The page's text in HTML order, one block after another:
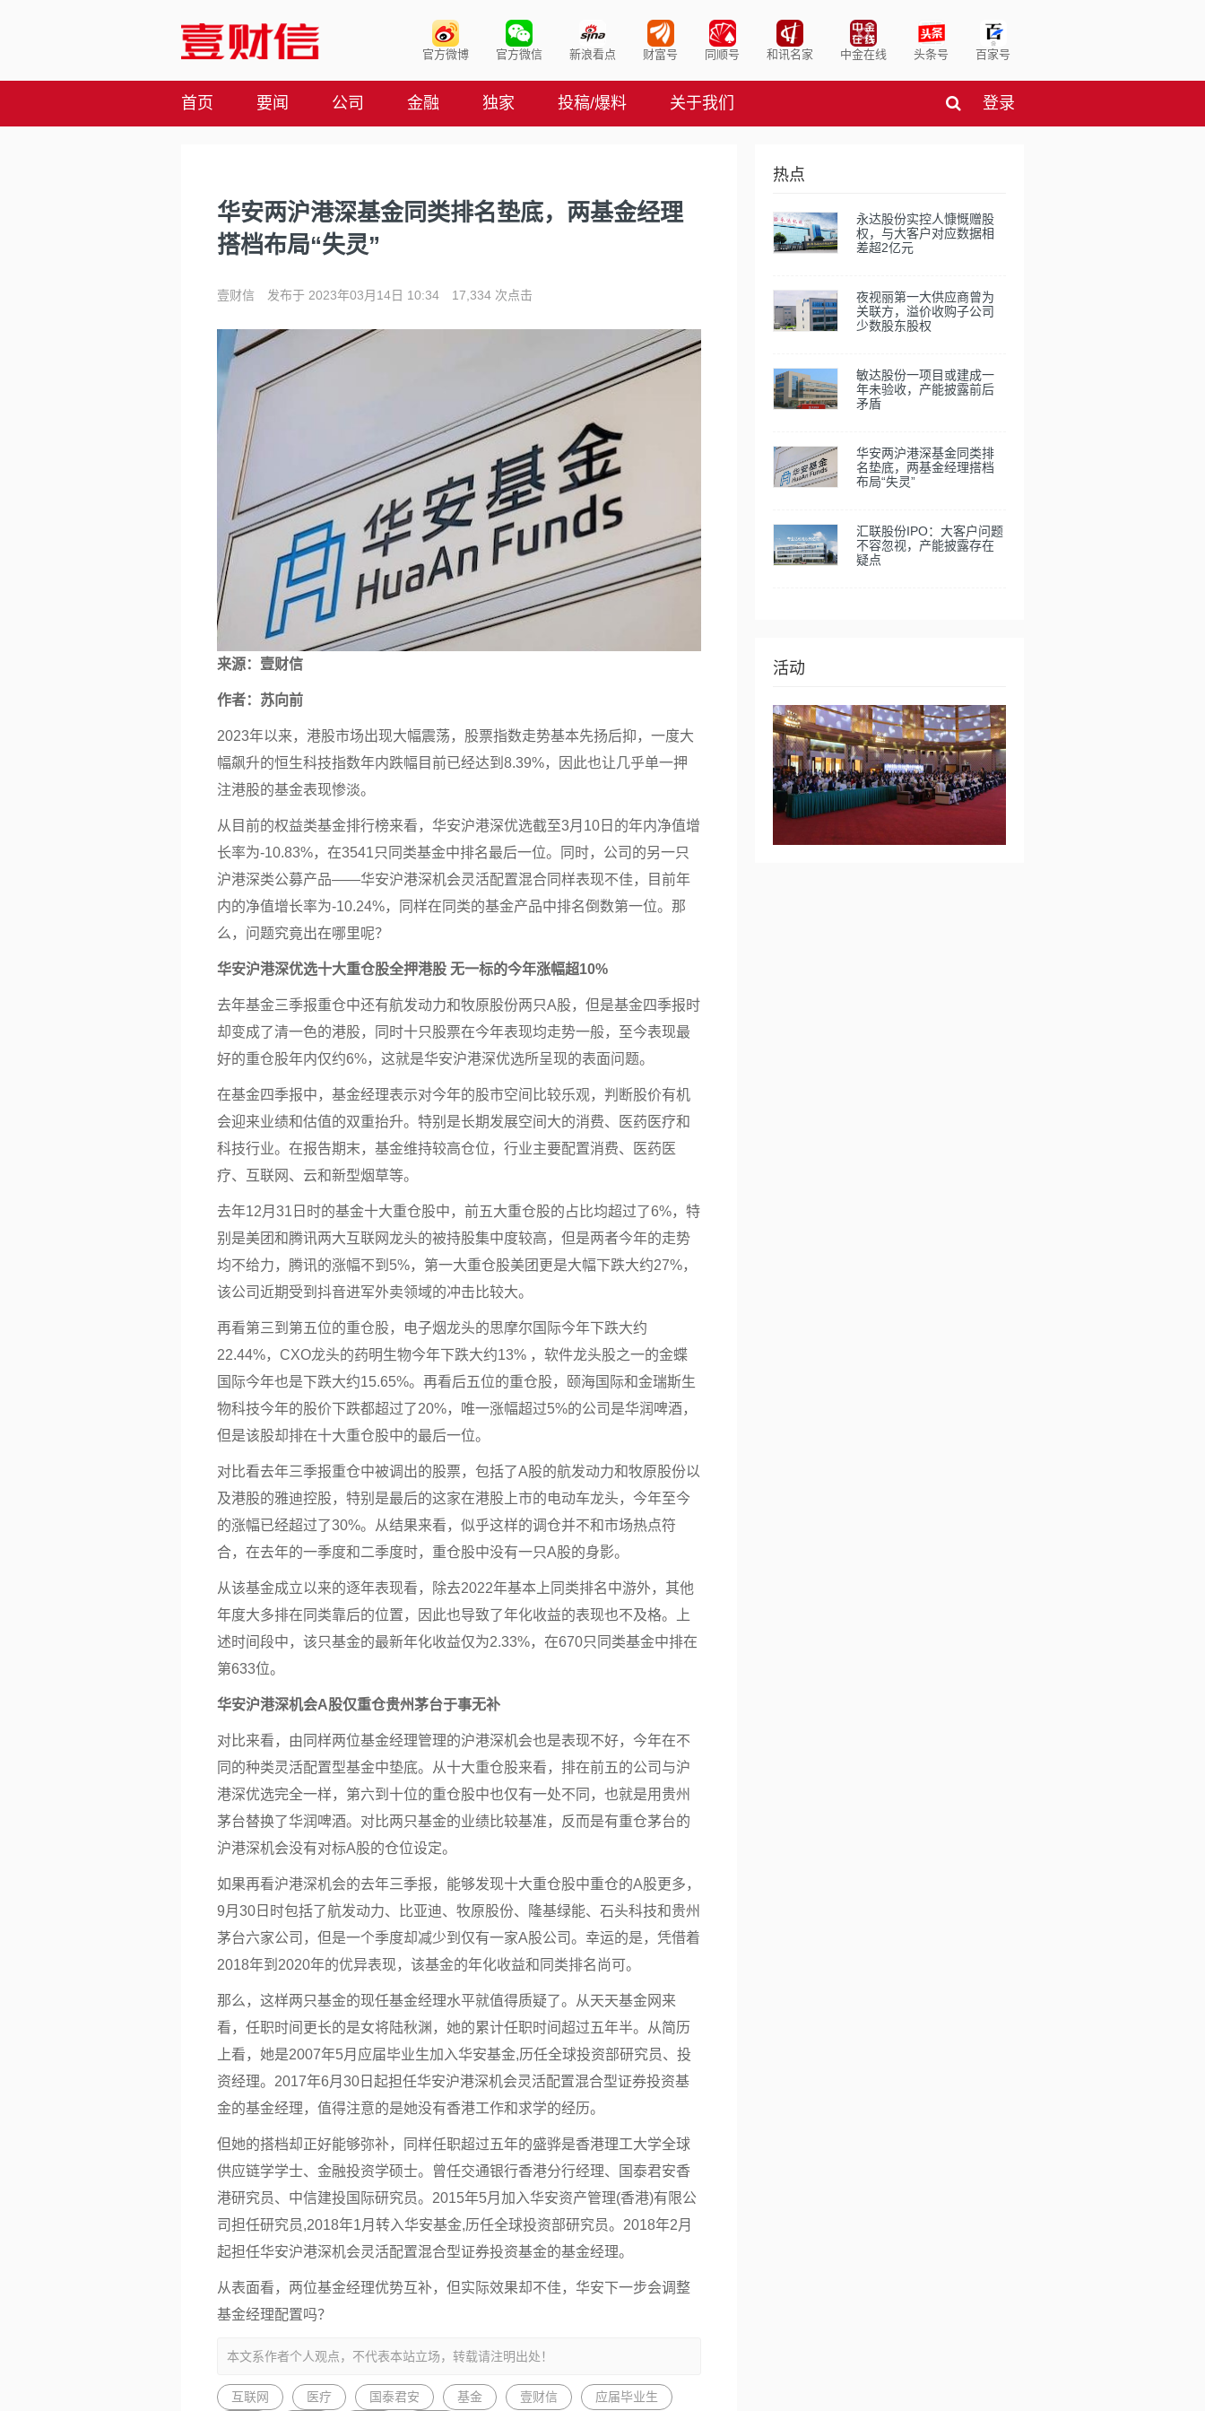
官方微博 官方微信 新浪看点 财富号 同顺号 和讯名家 中金在线 头条号 百家号
首页 要闻 公司 金融 独家 投稿/爆料 关于我们 登录
华安两沪港深基金同类排名垫底，两基金经理
搭档布局“失灵”
壹财信 发布于 2023年03月14日 10:34 17,334 次点击
来源： 壹财信
作者：苏向前
2023年以来，港股市场出现大幅震荡，股票指数走势基本先扬后抑，一度大
幅飙升的恒生科技指数年内跌幅目前已经达到8.39%，因此也让几乎单一押
注港股的基金表现惨淡。
从目前的权益类基金排行榜来看，华安沪港深优选截至3月10日的年内净值增
长率为-10.83%，在3541只同类基金中排名最后一位。同时，公司的另一只
沪港深类公募产品——华安沪港深机会灵活配置混合同样表现不佳，目前年
内的净值增长率为-10.24%，同样在同类的基金产品中排名倒数第一位。那
么，问题究竟出在哪里呢？
华安沪港深优选十大重仓股全押港股 无一标的今年涨幅超10%
去年基金三季报重仓中还有航发动力和牧原股份两只A股，但是基金四季报时
却变成了清一色的港股，同时十只股票在今年表现均走势一般，至今表现最
好的重仓股年内仅约6%，这就是华安沪港深优选所呈现的表面问题。
在基金四季报中，基金经理表示对今年的股市空间比较乐观，判断股价有机
会迎来业绩和估值的双重抬升。特别是长期发展空间大的消费、医药 医疗和
科技行业。在报告期末，基金维持较高仓位，行业主要配置消费、医药医
疗、
互联网 、云和新型烟草等。
去年12月31日时的基金十大重仓股中，前五大重仓股的占比均超过了6%，特
别是美团和腾讯两大互联网龙头的被持股集中度较高，但是两者今年的走势
均不给力，腾讯的涨幅不到5%，第一大重仓股美团更是大幅下跌大约27%，
该公司近期受到 抖音进军外卖领域的冲击比较大。
再看第三到第五位的重仓股，电子烟龙头的思摩尔国际今年下跌大约
22.44%，CXO龙头的药明生物今年下跌大约13% ，软件龙头股之一的金蝶
国际今年也是下跌大约15.65%。再看后五位的重仓股，颐海国际和金瑞斯生
物科技今年的股价下跌都超过了20%，唯一涨幅超过5%的公司是华润啤酒，
但是该股却排在十大重仓股中的最后一位。
对比看去年三季报重仓中被调出的股票，包括了A股的航发动力和牧原股份以
及港股的雅迪控股，特别是最后的这家在港股上市的电动车龙头，今年至今
的涨幅已经超过了30%。从结果来看，似乎这样的调仓并不和市场热点符
合，在去年的一季度和二季度时，重仓股中没有一只A股的身影。
从该基金成立以来的逐年表现看，除去2022年基本上同类排名中游外，其他
年度大多排在同类靠后的位置，因此也导致了年化收益的表现也不及格。上
述时间段中，该只基金的最新年化收益仅为2.33%，在670只同类基金中排在
第633位。
华安沪港深机会A股仅重仓贵州茅台于事无补
对比来看，由同样两位基金经理管理的沪港深机会也是表现不好，今年在不
同的种类灵活配置型基金中垫底。从十大重仓股来看，排在前五的公司与沪
港深优选完全一样，第六到十位的重仓股中也仅有一处不同，也就是用贵州
茅台替换了华润啤酒。对比两只基金的业绩比较基准，反而是有重仓茅台的
沪港深机会没有对标A股的仓位设定。
如果再看沪港深机会的去年三季报，能够发现十大重仓股中重仓的A股更多，
9月30日时包括了航发动力、比亚迪、牧原股份、隆基绿能、石头科技和贵州
茅台六家公司，但是一个季度却减少到仅有一家A股公司。幸运的是，凭借着
2018年到2020年的优异表现，该基金的年化收益和同类排名尚可。
那么，这样两只基金的现任基金经理水平就值得质疑了。从天天基金网来
看，任职时间更长的是女将陆秋渊，她的累计任职时间超过五年半。从简历
上看，她是2007年5月 应届毕业生加入华安基金,历任全球投资部研究员、投
资经理。2017年6月30日起担任华安沪港深机会灵活配置混合型证券投资基
金的基金经理，值得注意的是她没有香港工作和求学的经历。
但她的搭档却正好能够弥补，同样任职超过五年的盛骅是香港理工大学全球
供应链学学士、 金融投资学硕士。曾任交通银行香港分行经理、 国泰君安香
港研究员、中信建投国际研究员。2015年5月加入华安资产管理(香港)有限公
司担任研究员,2018年1月转入华安基金,历任全球投资部研究员。2018年2月
起担任华安沪港深机会灵活配置混合型证券投资基金的基金经理。
从表面看，两位基金经理优势互补，但实际效果却不佳，华安下一步会调整
基金经理配置吗？
本文系作者个人观点，不代表本站立场，转载请注明出处！
互联网 医疗 国泰君安 基金 壹财信 应届毕业生
热点
永达股份实控人慷慨赠股
权，与大客户对应数据相
差超2亿元
夜视丽第一大供应商曾为
关联方，溢价收购子公司
少数股东股权
敏达股份一项目或建成一
年未验收，产能披露前后
矛盾
华安两沪港深基金同类排
名垫底，两基金经理搭档
布局“失灵”
汇联股份IPO：大客户问题
不容忽视，产能披露存在
疑点
活动